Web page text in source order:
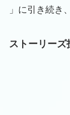
」に引き続き
ストーリーズ